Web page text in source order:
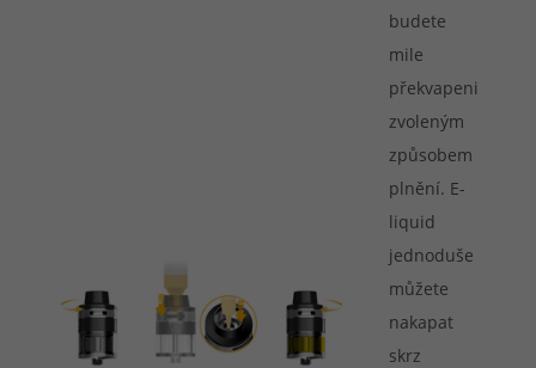
budete
mile
překvapeni
zvoleným
způsobem
plnění. E-
liquid
jednoduše
můžete
nakapat
skrz